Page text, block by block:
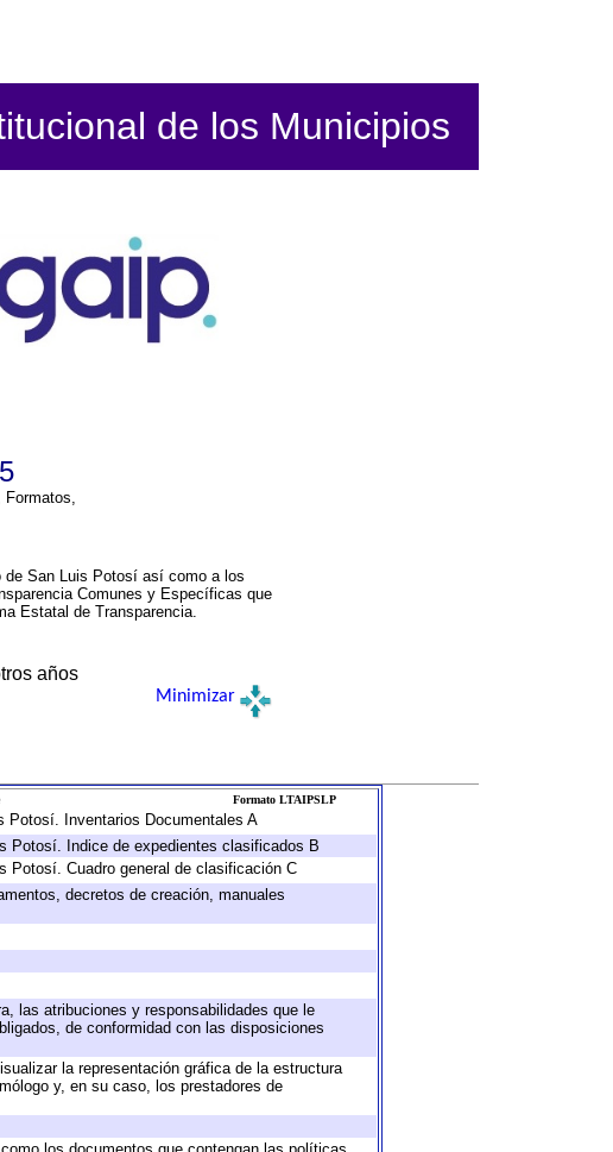
de los Municipios
Formatos,
de San Luis Potosí así como a los
Comunes y Específicas que
Estatal de Transparencia.
años
Minimizar
Formato LTAIPSLP
Potosí. Inventarios Documentales A
Potosí. Indice de expedientes clasificados B
Potosí. Cuadro general de clasificación C
decretos de creación, manuales
las atribuciones y responsabilidades que le
de conformidad con las disposiciones
la representación gráfica de la estructura
y, en su caso, los prestadores de